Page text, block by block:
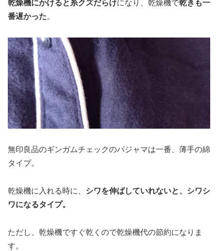
乾燥機にかけると糸クズだらけになり、乾燥機で乾きも一
番遅かった。
無印良品のギンガムチェックのパジャマは一番、薄手の綿
タイプ。
乾燥機に入れる時に、 シワを伸ばしていれないと、シワシ
ワになるタイプ。
ただし、乾燥機ですぐ乾くので乾燥機代の節約になりま
す。